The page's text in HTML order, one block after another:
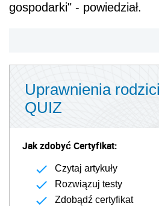
gospodarki" - powiedział.
Uprawnienia
QUIZ
Jak zdobyć Certyfikat:
Czytaj artykuły
Rozwiązuj testy
Zdobądź certyfikat